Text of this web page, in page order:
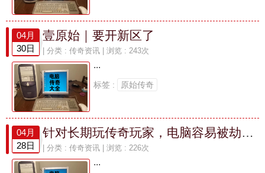
04月
30日
壹原始｜要开新区了
| 分类 : 传奇资讯 | 浏览 : 243次
...
标签 : 原始传奇
04月
28日
针对长期玩传奇玩家，电脑容易被劫持，破坏，以下方法可以帮到你！
| 分类 : 传奇资讯 | 浏览 : 226次
...